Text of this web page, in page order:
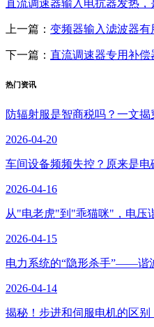
直流调速器输入电抗器发热，
上一篇： 变频器输入滤波器有
下一篇： 直流调速器专用补偿
热门资讯
防辐射服是智商税吗？一文揭
2026-04-20
车间设备频频失控？原来是电
2026-04-16
从"电老虎"到"乖猫咪"，电压
2026-04-15
电力系统的“隐形杀手”——谐
2026-04-14
揭秘！步进和伺服电机的区别